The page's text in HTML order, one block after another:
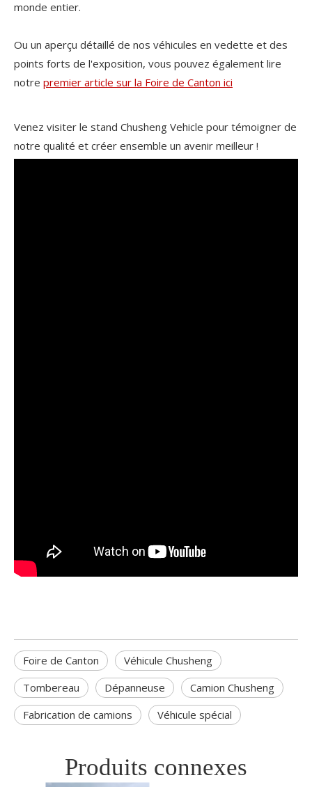
monde entier.
Ou un aperçu détaillé de nos véhicules en vedette et des
points forts de l'exposition, vous pouvez également lire
notre premier article sur la Foire de Canton ici
Venez visiter le stand Chusheng Vehicle pour témoigner de
notre qualité et créer ensemble un avenir meilleur !
Foire de Canton
Véhicule Chusheng
Tombereau
Dépanneuse
Camion Chusheng
Fabrication de camions
Véhicule spécial
Produits connexes